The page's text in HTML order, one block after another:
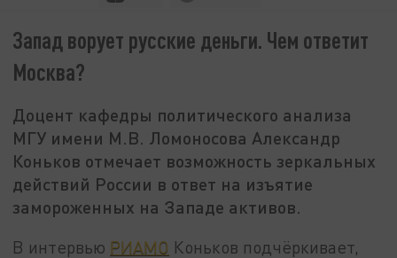
Запад ворует русские деньги. Чем ответит
Москва?
Доцент кафедры политического анализа
МГУ имени М.В. Ломоносова Александр
Коньков отмечает возможность зеркальных
действий России в ответ на изъятие
замороженных на Западе активов.
В интервью РИАМО Коньков подчёркивает,